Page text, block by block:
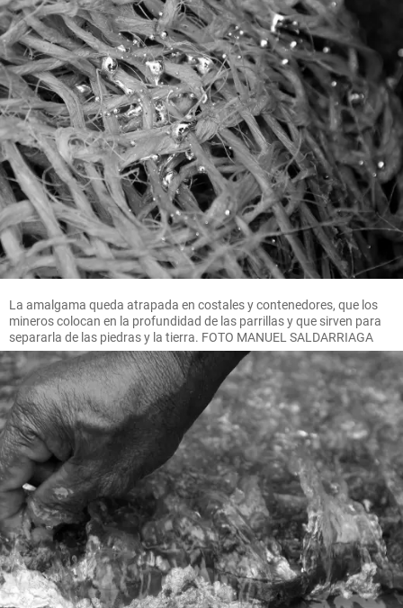
La amalgama queda atrapada en costales y contenedores, que los
mineros colocan en la profundidad de las parrillas y que sirven para
separarla de las piedras y la tierra. FOTO MANUEL SALDARRIAGA